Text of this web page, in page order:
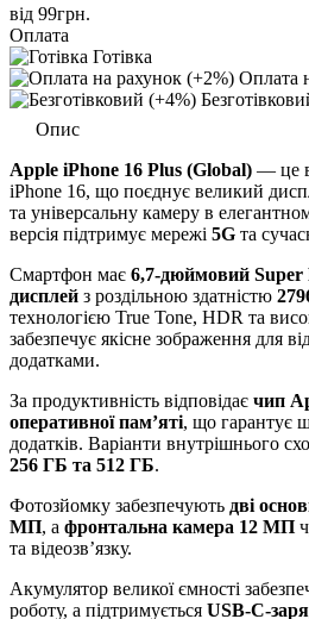
від 99грн.
Оплата
Готівка
Оплата
Опис
Apple iPhone 16 Plus (Global) — це
iPhone 16, що поєднує великий
та універсальну камеру в
версія підтримує мережі 5G та
Смартфон має 6,7-дюймовий
дисплей з роздільною здатністю
технологією True Tone, HDR та
забезпечує якісне зображення для
додатками.
За продуктивність відповідає чип
оперативної пам’яті, що гарантує
додатків. Варіанти внутрішнього
256 ГБ та 512 ГБ.
Фотозйомку забезпечують дві
МП, а фронтальна камера 12 МП
та відеозв’язку.
Акумулятор великої ємності
роботу, а підтримується USB-C-